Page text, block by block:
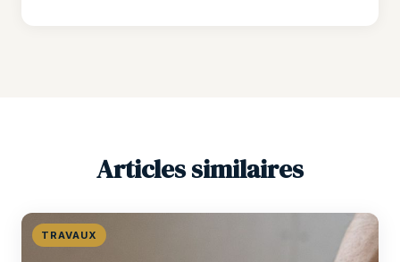
Articles similaires
TRAVAUX